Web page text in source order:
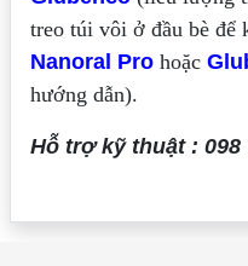
treo túi vôi ở đầu bè để
Nanoral Pro hoặc
hướng dẫn).
Hỗ trợ kỹ thuật : 098